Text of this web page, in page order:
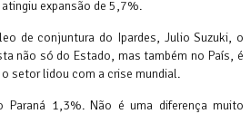
expansão de 5,7%.
de conjuntura do Ipardes, Julio Suzuki, o
não só do Estado, mas também no País, é
setor lidou com a crise mundial.
1,3%. Não é uma diferença muito